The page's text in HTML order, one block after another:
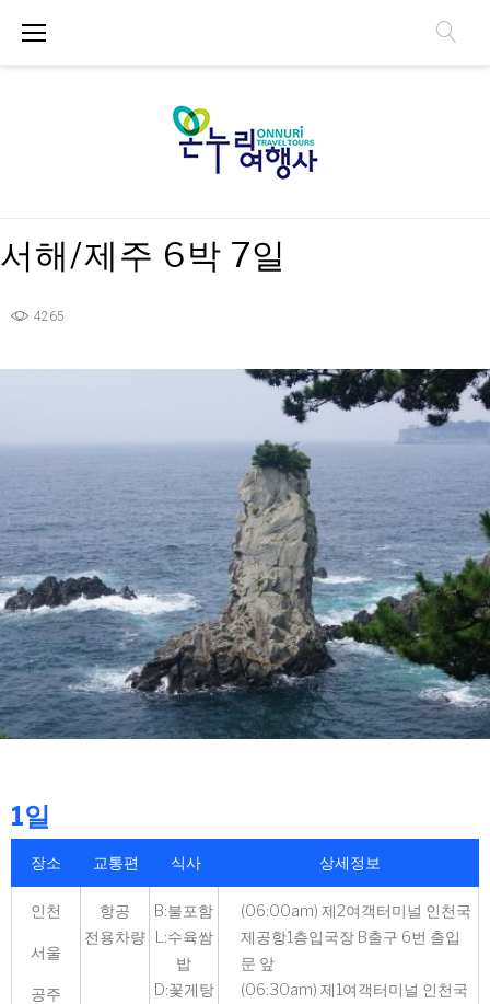
서해/제주 6박 7일
4265
1일
장소 교통편 식사 상세정보
인천
서울
공주
항공
전용차량
B:불포함
L:수육쌈
밥
D:꽃게탕
(06:00am) 제2여객터미널 인천국
제공항1층입국장 B출구 6번 출입
문 앞
(06:30am) 제1여객터미널 인천국